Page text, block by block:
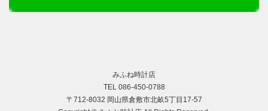
みふね時計店
TEL 086-450-0788
〒712-8032 岡山県倉敷市北畝5丁目17-57